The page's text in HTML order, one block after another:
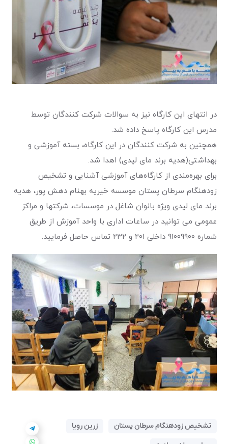
در انتهای این کارگاه نیز به سوالات شرکت کنندگان توسط
مدرس این کارگاه پاسخ داده شد.
همچنین به شرکت کنندگان در این کارگاه، بسته آموزشی و
بهداشتی(هدیه برند مای لیدی) اهدا شد.
برای بهره‌مندی از کارگاه‌های آموزشی آشنایی و تشخیص
زودهنگام سرطان پستان موسسه خیریه بهنام دهش پور، هدیه
برند مای لیدی ویژه بانوان شاغل در موسسات، شرکتها و مراکز
عمومی می توانید در ساعات اداری با واحد آموزش از طریق
شماره ۹۱۰۰۹۹۰۰ داخلی ۲۰۱ و ۲۳۲ تماس حاصل فرمایید.
تشخیص زودهنگام سرطان پستان
زرین رویا